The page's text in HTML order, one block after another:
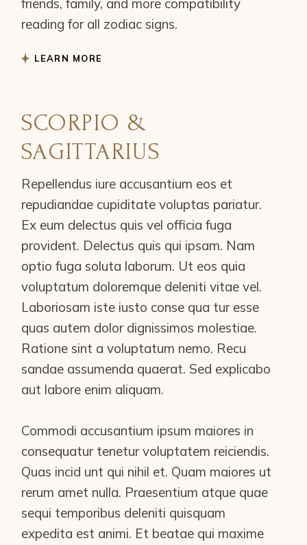
reading for all zodiac signs.
LEARN MORE
SCORPIO &
SAGITTARIUS
Repellendus iure accusantium eos et
repudiandae cupiditate voluptas pariatur.
Ex eum delectus quis vel officia fuga
provident. Delectus quis qui ipsam. Nam
optio fuga soluta laborum. Ut eos quia
voluptatum doloremque deleniti vitae vel.
Laboriosam iste iusto conse qua tur esse
quas autem dolor dignissimos molestiae.
Ratione sint a voluptatum nemo. Recu
sandae assumenda quaerat. Sed explicabo
aut labore enim aliquam.
Commodi accusantium ipsum maiores in
consequatur tenetur voluptatem reiciendis.
Quas incid unt qui nihil et. Quam maiores ut
rerum amet nulla. Praesentium atque quae
sequi temporibus deleniti quisquam
expedita est animi. Et beatae qui maxime